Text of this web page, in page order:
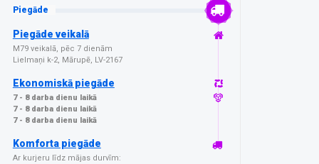
Piegāde
Piegāde veikalā
M79 veikalā, pēc 7 dienām
Lielmaņi k-2, Mārupē, LV-2167
Ekonomiskā piegāde
7 - 8 darba dienu laikā
7 - 8 darba dienu laikā
7 - 8 darba dienu laikā
Komforta piegāde
Ar kurjeru līdz mājas durvīm: